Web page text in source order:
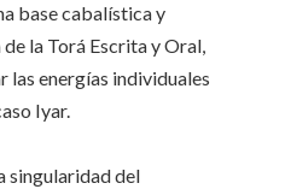
base cabalística y
la Torá Escrita y Oral,
las energías individuales
Iyar.
singularidad del